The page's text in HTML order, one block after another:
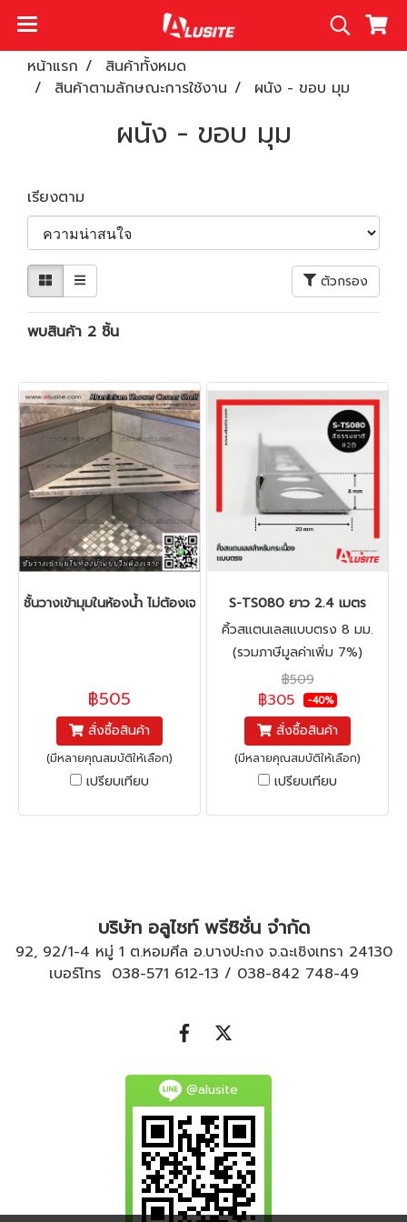
หน้าแรก
สินค้าทั้งหมด
สินค้าตามลักษณะการใช้งาน
ผนัง - ขอบ มุม
ผนัง - ขอบ มุม
เรียงตาม
ตัวกรอง
พบสินค้า 2 ชิ้น
ชั้นวางเข้ามุมในห้องน้ำ ไม่ต้องเจาะ
฿505
สั่งซื้อสินค้า
(มีหลายคุณสมบัติให้เลือก)
เปรียบเทียบ
S-TS080 ยาว 2.4 เมตร
คิ้วสแตนเลสแบบตรง 8 มม.
(รวมภาษีมูลค่าเพิ่ม 7%)
฿509
฿305 -40%
สั่งซื้อสินค้า
(มีหลายคุณสมบัติให้เลือก)
เปรียบเทียบ
บริษัท อลูไซท์ พรีซิชั่น จำกัด
92, 92/1-4 หมู่ 1 ต.หอมศีล อ.บางปะกง จ.ฉะเชิงเทรา 24130
เบอร์โทร 038-571 612-13 / 038-842 748-49
@alusite